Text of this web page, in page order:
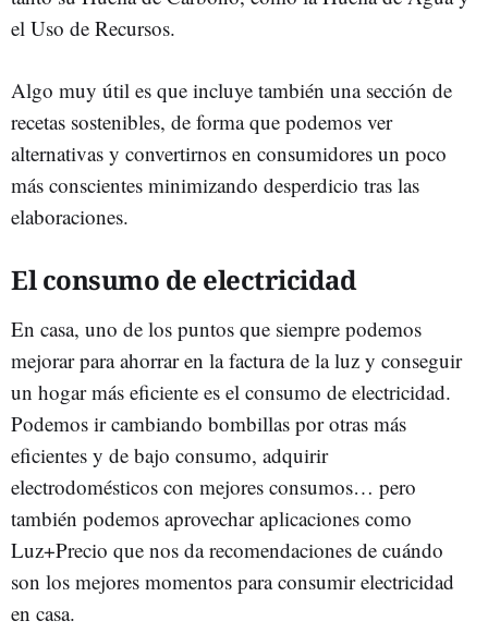
el Uso de Recursos.
Algo muy útil es que incluye también una sección de
recetas sostenibles, de forma que podemos ver
alternativas y convertirnos en consumidores un poco
más conscientes minimizando desperdicio tras las
elaboraciones.
El consumo de electricidad
En casa, uno de los puntos que siempre podemos
mejorar para ahorrar en la factura de la luz y conseguir
un hogar más eficiente es el consumo de electricidad.
Podemos ir cambiando bombillas por otras más
eficientes y de bajo consumo, adquirir
electrodomésticos con mejores consumos… pero
también podemos aprovechar aplicaciones como
Luz+Precio que nos da recomendaciones de cuándo
son los mejores momentos para consumir electricidad
en casa.